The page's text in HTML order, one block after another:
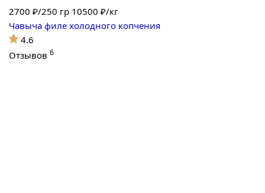
2700 ₽/250 гр 10500 ₽/кг
Чавыча филе холодного копчения
4.6
Отзывов 6